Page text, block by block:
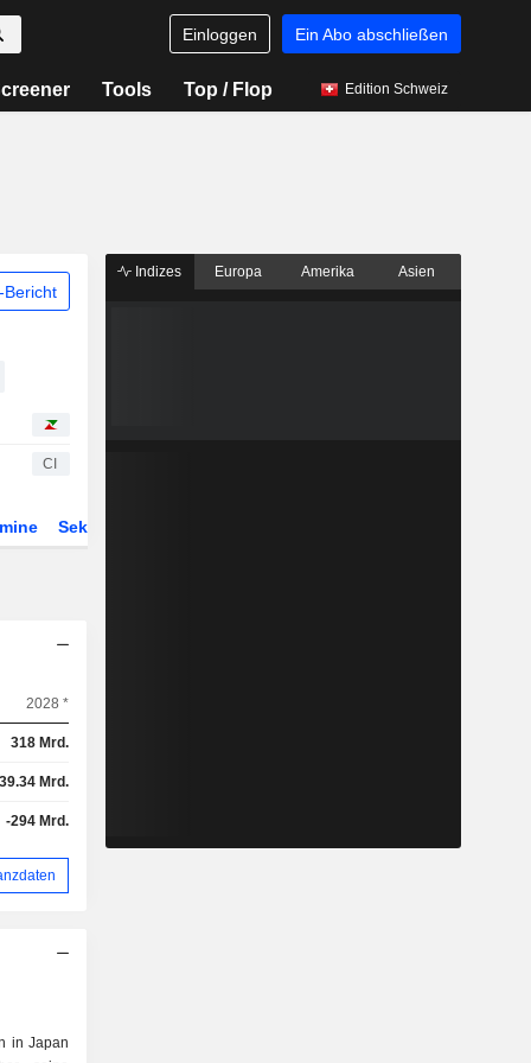
Einloggen Ein Abo abschließen
Tools Top / Flop Edition Schweiz
Bericht
CI
Sektor
2028 *
318 Mrd.
39.34 Mrd.
-294 Mrd.
in Japan
Indizes Europa Amerika Asien